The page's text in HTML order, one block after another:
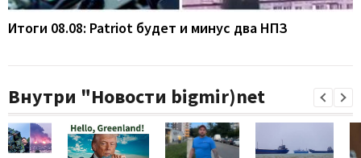
Итоги 08.08: Patriot будет и минус два НПЗ
Внутри "Новости bigmir)net